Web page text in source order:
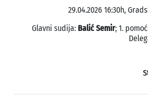
29.04.2026 16:30h,
Glavni sudija: Balić Semir; 1.